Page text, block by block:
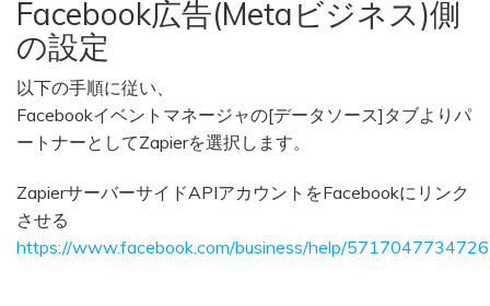
Facebook広告(Metaビジネス)側
の設定
以下の手順に従い、
Facebookイベントマネージャの[データソース]タブよりパ
ートナーとしてZapierを選択します。
ZapierサーバーサイドAPIアカウントをFacebookにリンク
させる
https://www.facebook.com/business/help/